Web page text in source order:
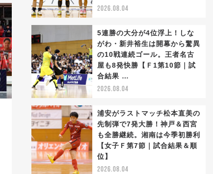
2026.08.04
5連勝の大分が4位浮上！しな
がわ・新井裕生は開幕から驚異
の10戦連続ゴール。王者名古
屋も8発快勝【Ｆ1第10節｜試
合結果 …
2026.08.04
浦安がラストマッチ松本直美の
先制弾で7発大勝！神戸＆西宮
も全勝継続。湘南は今季初勝利
【女子Ｆ第7節｜試合結果＆順
位】
2026.08.04